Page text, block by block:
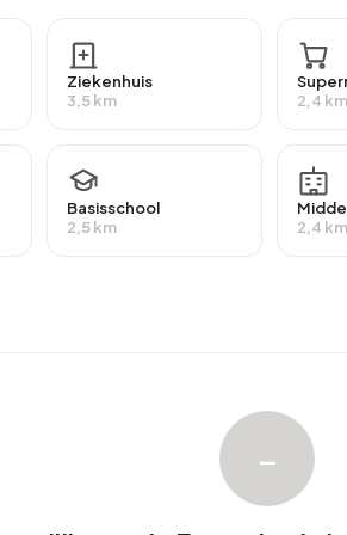
MBO 2-4, 38,5% heeft HBO of WO en
westelijk van de Fransekade. De
de Jong Makelaardij B.V.. Afgelopen
Ziekenhuis
3,5 km
2,4 km
Basisschool
2,5 km
2,4 km
–